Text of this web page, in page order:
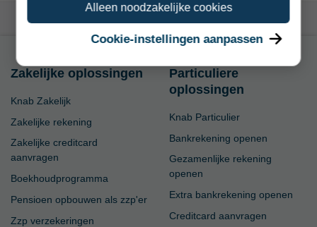
Zakelijke oplossingen
Knab Zakelijk
Zakelijke rekening
Zakelijke creditcard
aanvragen
Boekhoudprogramma
Pensioen opbouwen als zzp'er
Zzp verzekeringen
Particuliere
oplossingen
Knab Particulier
Bankrekening openen
Gezamenlijke rekening
openen
Extra bankrekening openen
Creditcard aanvragen
Alleen noodzakelijke cookies
Cookie-instellingen aanpassen